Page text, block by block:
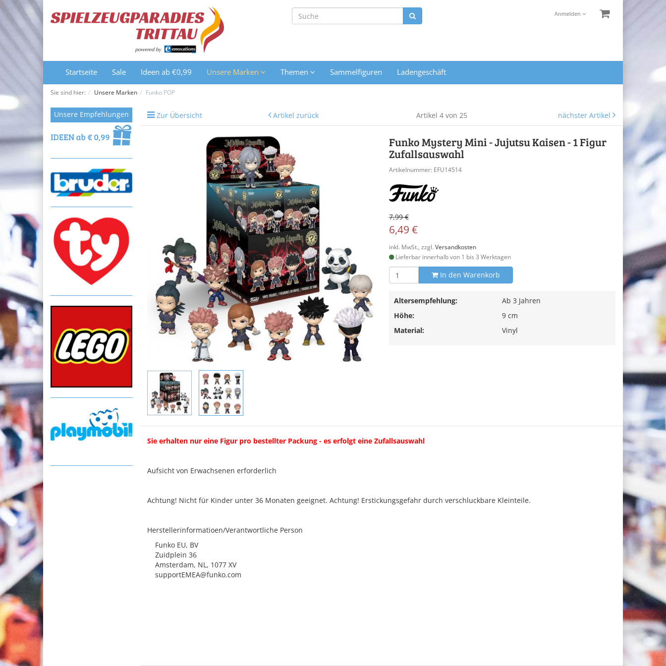
Anmelden
Startseite Sale Ideen ab €0,99 Unsere Marken Themen Sammelfiguren Ladengeschäft
Sie sind hier: Unsere Marken Funko POP
Unsere Empfehlungen Zur Übersicht Artikel zurück Artikel 4 von 25 nächster Artikel
Funko Mystery Mini - Jujutsu Kaisen - 1 Figur
Zufallsauswahl
Artikelnummer: EFU14514
7,99 €
6,49 €
inkl. MwSt., zzgl. Versandkosten
Lieferbar innerhalb von 1 bis 3 Werktagen
In den Warenkorb
Altersempfehlung:
Ab 3 Jahren
Höhe:
9 cm
Material:
Vinyl
Sie erhalten nur eine Figur pro bestellter Packung - es erfolgt eine Zufallsauswahl
Aufsicht von Erwachsenen erforderlich
Achtung! Nicht für Kinder unter 36 Monaten geeignet. Achtung! Erstickungsgefahr durch verschluckbare Kleinteile.
Herstellerinformatioen/Verantwortliche Person
Funko EU, BV
Zuidplein 36
Amsterdam, NL, 1077 XV
supportEMEA@funko.com